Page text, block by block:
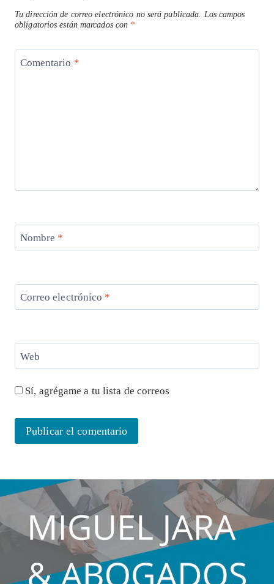
Tu dirección de correo electrónico no será publicada.
Los campos
obligatorios están marcados con *
Comentario *
Nombre *
Correo electrónico *
Web
Sí, agrégame a tu lista de correos